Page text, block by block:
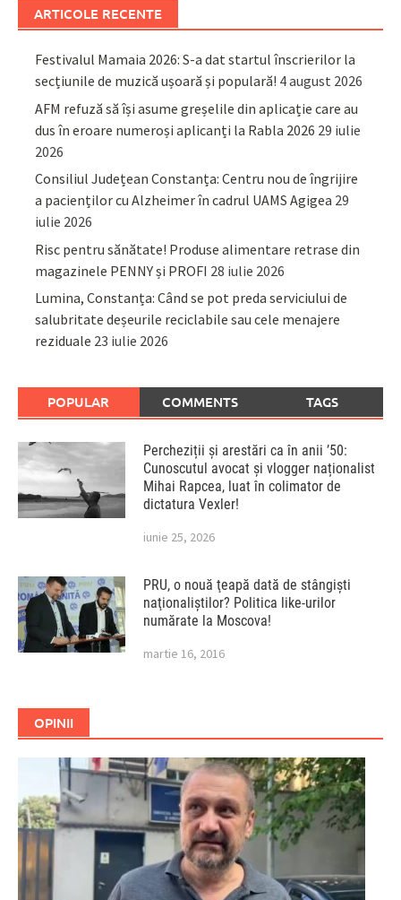
ARTICOLE RECENTE
Festivalul Mamaia 2026: S-a dat startul înscrierilor la
secțiunile de muzică ușoară și populară! 4 august 2026
AFM refuză să își asume greșelile din aplicație care au
dus în eroare numeroși aplicanți la Rabla 2026 29 iulie
2026
Consiliul Județean Constanța: Centru nou de îngrijire
a pacienților cu Alzheimer în cadrul UAMS Agigea 29
iulie 2026
Risc pentru sănătate! Produse alimentare retrase din
magazinele PENNY și PROFI 28 iulie 2026
Lumina, Constanța: Când se pot preda serviciului de
salubritate deșeurile reciclabile sau cele menajere
reziduale 23 iulie 2026
POPULAR COMMENTS TAGS
Percheziții și arestări ca în anii ’50:
Cunoscutul avocat și vlogger naționalist
Mihai Rapcea, luat în colimator de
dictatura Vexler!
iunie 25, 2026
PRU, o nouă ţeapă dată de stângişti
naţionaliştilor? Politica like-urilor
numărate la Moscova!
martie 16, 2016
OPINII